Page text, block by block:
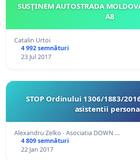
SUSŢINEM AUTOSTRADA MOLDOVA - TRANSILVANIA
A8
Catalin Urtoi
4 992 semnături
23 Jul 2017
STOP Ordinului 1306/1883/2016 ce concediaza
asistentii
Alexandru Zelko - Asociatia DOWN …
4 809 semnături
22 Jan 2017